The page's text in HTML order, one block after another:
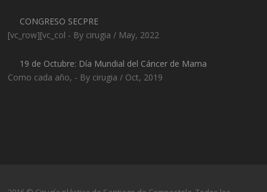
CONGRESO SECPRE
[vc_row][vc_col - By cirugia / May, 2022
19 de Octubre: Día Mundial del Cáncer de Mama
Como cada año, - By cirugia / Oct, 2019